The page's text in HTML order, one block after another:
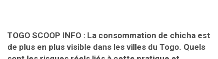
TOGO SCOOP INFO : La consommation de chicha est
de plus en plus visible dans les villes du Togo. Quels